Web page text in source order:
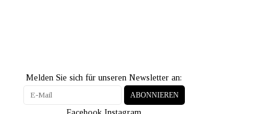
Melden Sie sich für unseren Newsletter an:
ABONNIEREN